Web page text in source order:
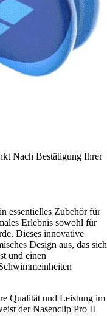
Nach Bestätigung Ihrer
essentielles Zubehör für
Erlebnis sowohl für
Dieses innovative
Design aus, das sich
und einen
Qualität und Leistung im
der Nasenclip Pro II